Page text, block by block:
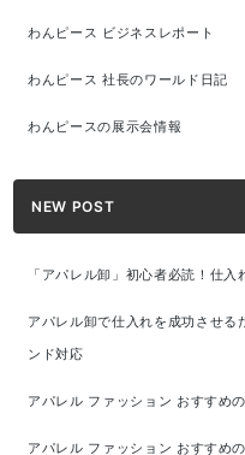
わんピース ビジネスレポート
わんピース 社長のワールド日記
わんピースの展示会情報
NEW POST
「アパレル卸」初心者必読！仕入
アパレル卸で仕入れを成功させる
ンド対応
アパレル ファッション おすすめ
アパレル ファッション おすすめ